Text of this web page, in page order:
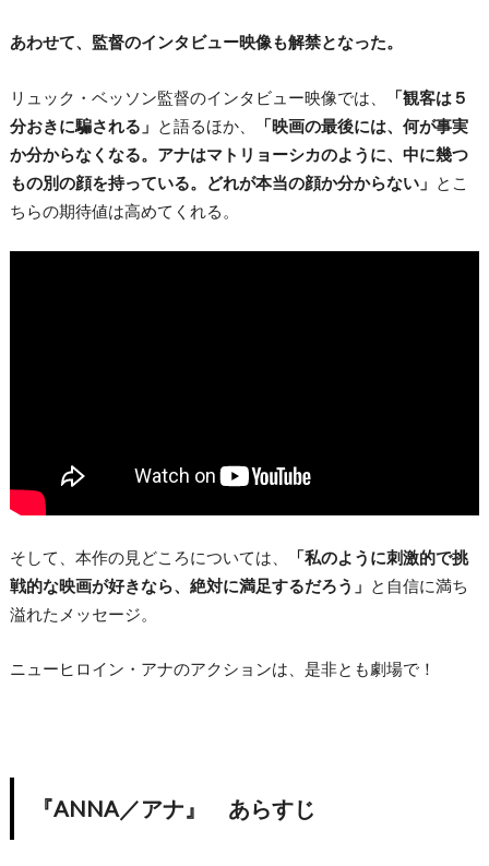
あわせて、監督のインタビュー映像も解禁となった。
リュック・ベッソン監督のインタビュー映像では、
「観客は５
分おきに騙される」
と語るほか、
「映画の最後には、何が事実
か分からなくなる。アナはマトリョーシカのように、中に幾つ
もの別の顔を持っている。どれが本当の顔か分からない」
とこ
ちらの期待値は高めてくれる。
そして、本作の見どころについては、
「私のように刺激的で挑
戦的な映画が好きなら、絶対に満足するだろう」
と自信に満ち
溢れたメッセージ。
ニューヒロイン・アナのアクションは、是非とも劇場で！
『ANNA／アナ』 あらすじ